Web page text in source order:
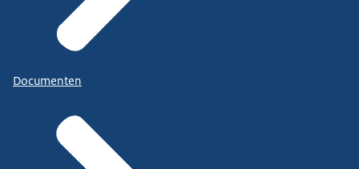
Documenten